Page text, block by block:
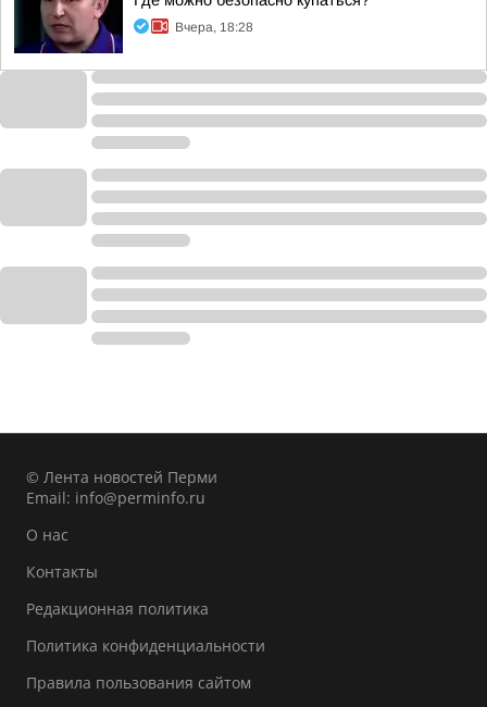
Вчера, 18:28
© Лента новостей Перми
Email: info@perminfo.ru
О нас
Контакты
Редакционная политика
Политика конфиденциальности
Правила пользования сайтом